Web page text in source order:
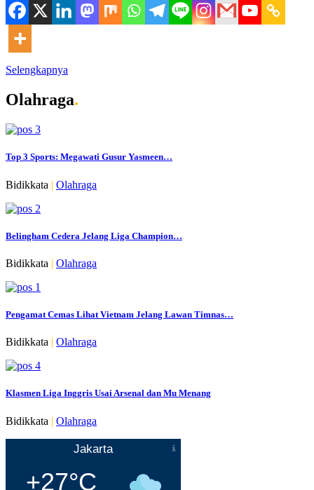
Selengkapnya
Olahraga.
Top 3 Sports: Megawati Gusur Yasmeen…
Bidikkata | Olahraga
Belingham Cedera Jelang Liga Champion…
Bidikkata | Olahraga
Pengamat Cemas Lihat Vietnam Jelang Lawan Timnas…
Bidikkata | Olahraga
Klasmen Liga Inggris Usai Arsenal dan Mu Menang
Bidikkata | Olahraga
Jakarta
+27°C